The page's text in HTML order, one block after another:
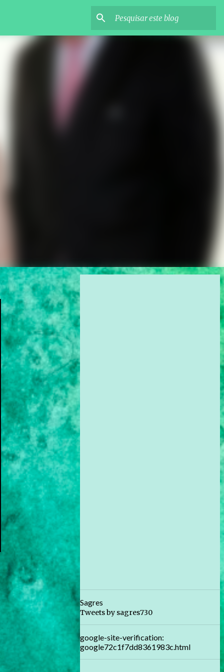
Sagres
Tweets by sagres730
google-site-verification:
google72c1f7dd8361983c.html